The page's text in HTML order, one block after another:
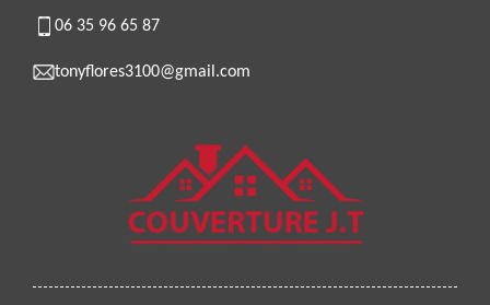
06 35 96 65 87
tonyflores3100@gmail.com